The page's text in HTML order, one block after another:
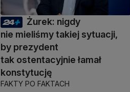
Żurek: nigdy
nie mieliśmy takiej sytuacji,
by prezydent
tak ostentacyjnie łamał
konstytucję
FAKTY PO FAKTACH